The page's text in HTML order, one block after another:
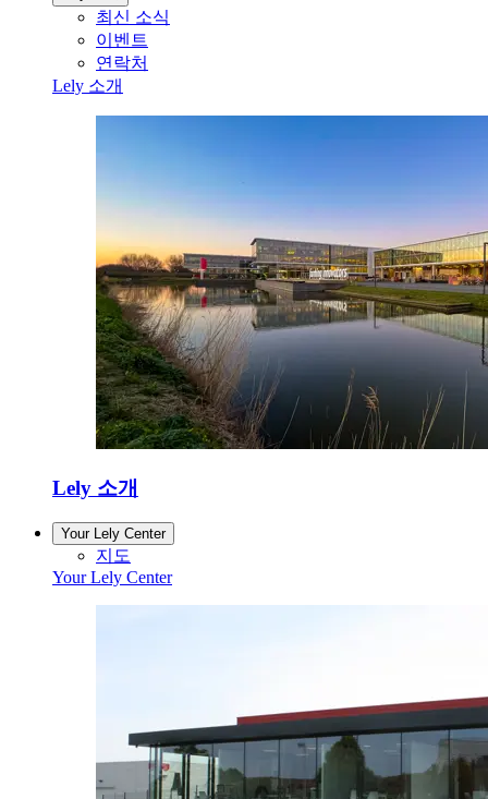
최신 소식
이벤트
연락처
Lely 소개
Lely 소개
Your Lely Center
지도
Your Lely Center